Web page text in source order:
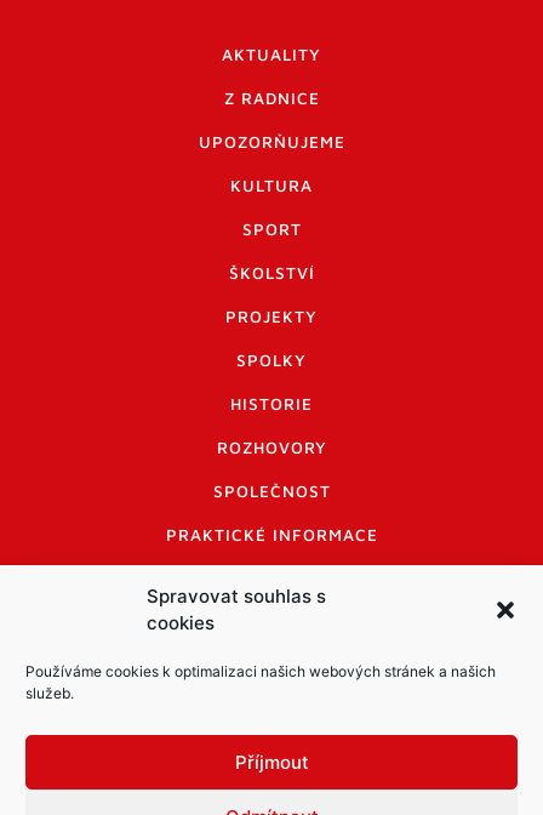
Spravovat souhlas s
cookies
Používáme cookies k optimalizaci našich webových stránek a našich
služeb.
Příjmout
AKTUALITY
Z RADNICE
UPOZORŇUJEME
KULTURA
SPORT
ŠKOLSTVÍ
PROJEKTY
SPOLKY
HISTORIE
ROZHOVORY
SPOLEČNOST
PRAKTICKÉ INFORMACE
INFORMACE A KODEX DISKUTUJÍCÍCH
LOGO A LOGO MANUÁL